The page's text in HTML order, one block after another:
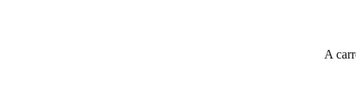
A